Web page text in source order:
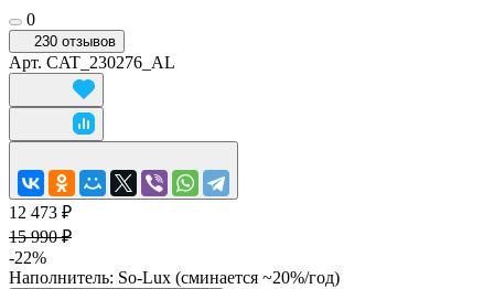
0
230 отзывов
Арт. CAT_230276_AL
12 473 ₽
15 990 ₽
-22%
Наполнитель: So-Lux (cминается ~20%/год)